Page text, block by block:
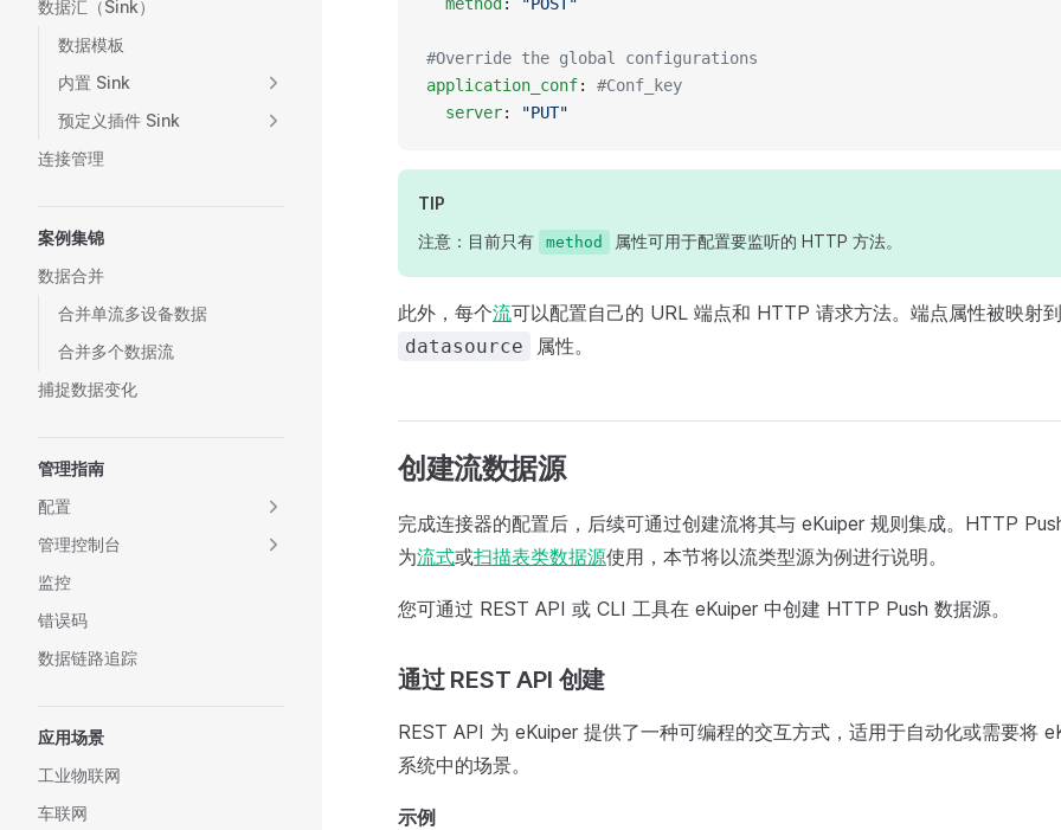
数据汇（Sink）
数据模板
内置 Sink
预定义插件 Sink
连接管理
案例集锦
数据合并
合并单流多设备数据
合并多个数据流
捕捉数据变化
管理指南
配置
管理控制台
监控
错误码
数据链路追踪
应用场景
工业物联网
车联网
#Override the global configurations
application_conf: #Conf_key
  server
: "PUT"
TIP
注意：目前只有
method 属性可用于配置要监听的 HTTP 方法。
此外，每个流可以配置自己的 URL 端点和 HTTP 请求方法。端点属性被映射
datasource 属性。
创建流数据源
完成连接器的配置后，后续可通过创建流将其与 eKuiper 规则集成。HTTP
为流式或扫描表类数据源使用，本节将以流类型源为例进行说明。
您可通过 REST API 或 CLI 工具在 eKuiper 中创建 HTTP Push 数据源。
通过 REST API 创建
REST API 为 eKuiper 提供了一种可编程的交互方式，适用于自动化或需要将
系统中的场景。
示例